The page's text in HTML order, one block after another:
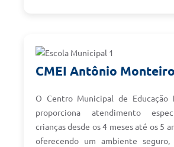
CMEI Antônio
O Centro Municipal de Educação
proporciona atendimento
crianças desde os 4 meses até os 5
oferecendo um ambiente